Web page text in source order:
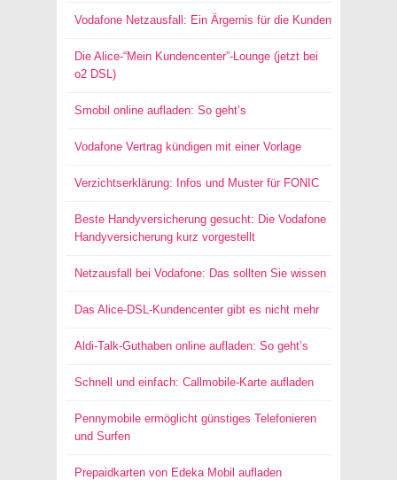
Vodafone Netzausfall: Ein Ärgernis für die Kunden
Die Alice-“Mein Kundencenter”-Lounge (jetzt bei
o2 DSL)
Smobil online aufladen: So geht’s
Vodafone Vertrag kündigen mit einer Vorlage
Verzichtserklärung: Infos und Muster für FONIC
Beste Handyversicherung gesucht: Die Vodafone
Handyversicherung kurz vorgestellt
Netzausfall bei Vodafone: Das sollten Sie wissen
Das Alice-DSL-Kundencenter gibt es nicht mehr
Aldi-Talk-Guthaben online aufladen: So geht’s
Schnell und einfach: Callmobile-Karte aufladen
Pennymobile ermöglicht günstiges Telefonieren
und Surfen
Prepaidkarten von Edeka Mobil aufladen